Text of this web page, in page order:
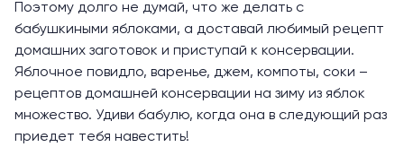
Поэтому долго не думай, что же делать с
бабушкиными яблоками, а доставай любимый рецепт
домашних заготовок и приступай к консервации.
Яблочное повидло, варенье, джем, компоты, соки –
рецептов домашней консервации на зиму из яблок
множество. Удиви бабулю, когда она в следующий раз
приедет тебя навестить!